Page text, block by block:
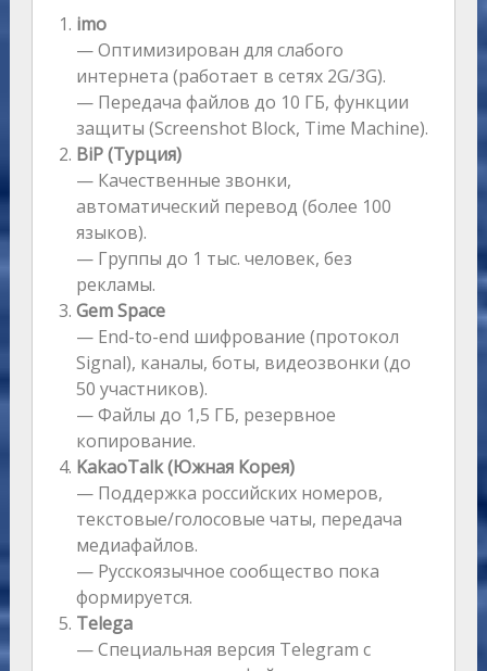
imo
— Оптимизирован для слабого
интернета (работает в сетях 2G/3G).
— Передача файлов до 10 ГБ, функции
защиты (Screenshot Block, Time Machine).
BiP (Турция)
— Качественные звонки,
автоматический перевод (более 100
языков).
— Группы до 1 тыс. человек, без
рекламы.
Gem Space
— End-to-end шифрование (протокол
Signal), каналы, боты, видеозвонки (до
50 участников).
— Файлы до 1,5 ГБ, резервное
копирование.
KakaoTalk (Южная Корея)
— Поддержка российских номеров,
текстовые/голосовые чаты, передача
медиафайлов.
— Русскоязычное сообщество пока
формируется.
Telega
— Специальная версия Telegram с